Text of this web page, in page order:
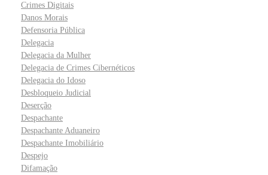
Crimes Digitais
Danos Morais
Defensoria Pública
Delegacia
Delegacia da Mulher
Delegacia de Crimes Cibernéticos
Delegacia do Idoso
Desbloqueio Judicial
Deserção
Despachante
Despachante Aduaneiro
Despachante Imobiliário
Despejo
Difamação